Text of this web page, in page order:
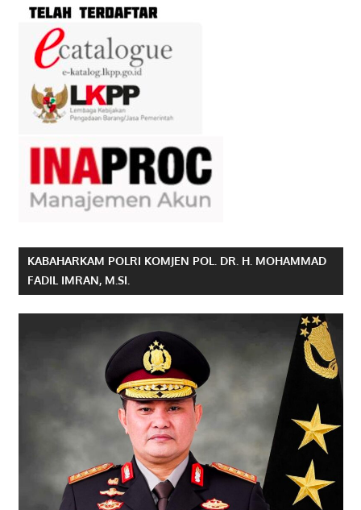
KABAHARKAM POLRI KOMJEN POL. DR. H. MOHAMMAD
FADIL IMRAN, M.SI.